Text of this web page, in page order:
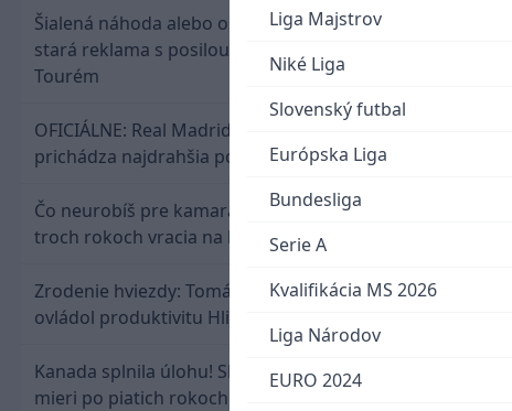
Liga Majstrov
Niké Liga
Slovenský futbal
Európska Liga
Bundesliga
Serie A
Kvalifikácia MS 2026
Liga Národov
EURO 2024
Šialená náhoda alebo osud? Našla sa 11 rokov
stará reklama s posilou Slovana a trénerom
Tourém
OFICIÁLNE: Real Madrid rozbil bank. Z Lipska
prichádza najdrahšia posila v klubovej histórii
Čo neurobíš pre kamaráta! Marián Hossa sa po
troch rokoch vracia na ľad
Zrodenie hviezdy: Tomáš Selič zničil Švajčiarov a
ovládol produktivitu Hlinka Gretzky Cupu
Kanada splnila úlohu! Slovenská osemnástka
mieri po piatich rokoch do semifinále Hlinka